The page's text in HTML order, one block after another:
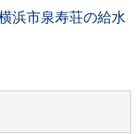
浜市泉寿荘の給水